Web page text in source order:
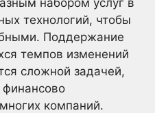
набором услуг в
технологий, чтобы
Поддержание
темпов изменений
сложной задачей,
финансово
компаний.